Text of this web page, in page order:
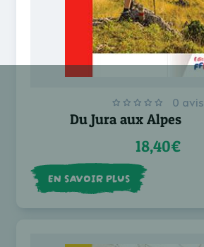
0 avis
Du Jura aux Alpes
18,40€
EN SAVOIR PLUS